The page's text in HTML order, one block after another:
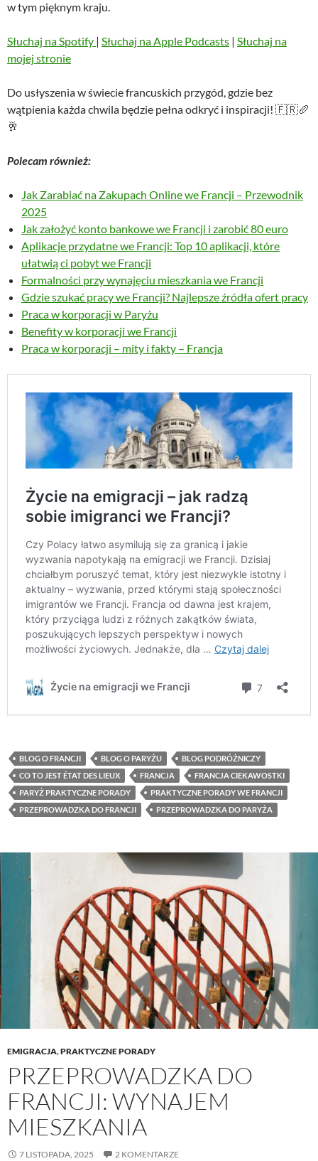
w tym pięknym kraju.
Słuchaj na Spotify | Słuchaj na Apple Podcasts | Słuchaj na
mojej stronie
Do usłyszenia w świecie francuskich przygód, gdzie bez
wątpienia każda chwila będzie pełna odkryć i inspiracji! 🇫🇷🥖
🥂
Polecam również:
Jak Zarabiać na Zakupach Online we Francji – Przewodnik
2025
Jak założyć konto bankowe we Francji i zarobić 80 euro
Aplikacje przydatne we Francji: Top 10 aplikacji, które
ułatwią ci pobyt we Francji
Formalności przy wynajęciu mieszkania we Francji
Gdzie szukać pracy we Francji? Najlepsze źródła ofert pracy
Praca w korporacji w Paryżu
Benefity w korporacji we Francji
Praca w korporacji – mity i fakty – Francja
BLOG O FRANCJI BLOG O PARYŻU
BLOG PODRÓŻNICZY
CO TO JEST ÉTAT DES LIEUX
FRANCJA
FRANCJA CIEKAWOSTKI
PARYŻ PRAKTYCZNE PORADY
PRAKTYCZNE PORADY WE FRANCJI
PRZEPROWADZKA DO FRANCJI
PRZEPROWADZKA DO PARYŻA
EMIGRACJA,PRAKTYCZNE PORADY
PRZEPROWADZKA DO
FRANCJI: WYNAJEM
MIESZKANIA
7 LISTOPADA, 2025 2 KOMENTARZE